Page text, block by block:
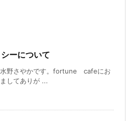
ーについて
水野さやかです。fortune cafeにお
してありが ...